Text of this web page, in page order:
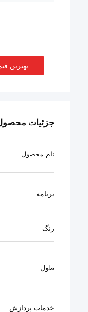
بهترین
جزئیات
نام محصول
برنامه
رنگ
طول
خدمات پردازش